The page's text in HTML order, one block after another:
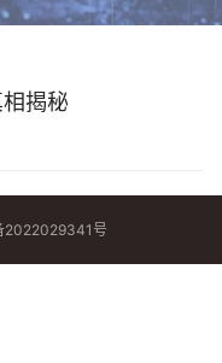
揭秘
2022029341号